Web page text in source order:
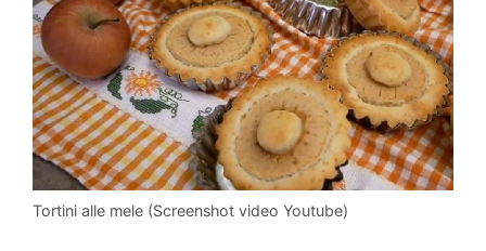
Tortini alle mele (Screenshot video Youtube)